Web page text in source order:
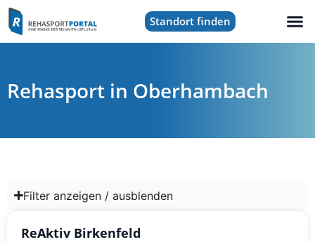
Standort finden
Rehasport in Oberhambach
Filter anzeigen / ausblenden
ReAktiv Birkenfeld